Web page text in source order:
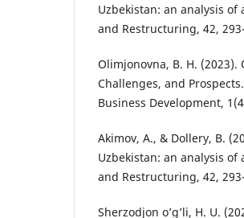
Uzbekistan: an analysis
and Restructuring, 42,
Olimjonovna, B. H.
Challenges, and
Business Development,
Akimov, A., & Dollery, B.
Uzbekistan: an analysis
and Restructuring, 42,
Sherzodjon o’g’li, H. U.